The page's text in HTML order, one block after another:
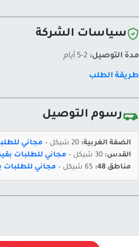
سياسات الشركة
مدة التوصيل:
طريقة الطلب
رسوم التوصيل
الضفة الغربية:
مجاني للطلبات
القدس:
مجاني للطلبات بقيمة 400 شيكل
مناطق 48:
مجاني للطلبات بقيمة 800